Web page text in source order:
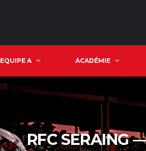
EQUIPE A ACADÉMIE
RFC SERAING